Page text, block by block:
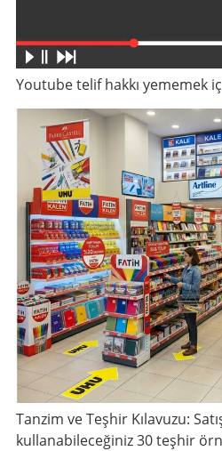
Youtube telif hakkı yememek
Tanzim ve Teşhir Kılavuzu:
kullanabileceğiniz 30 teşhir